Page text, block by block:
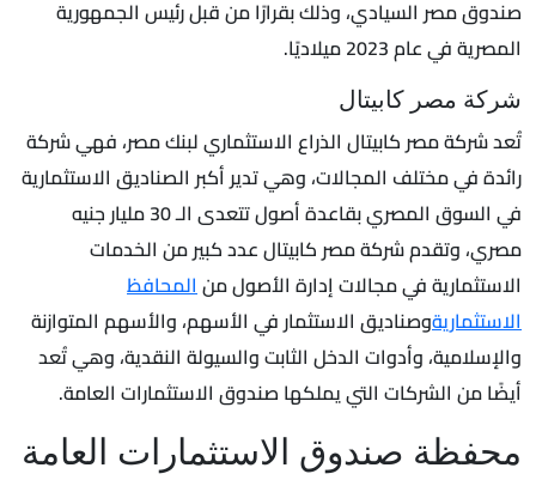
صندوق مصر السيادي، وذلك بقرارًا من قبل رئيس الجمهورية
المصرية في عام 2023 ميلاديًا.
شركة مصر كابيتال
تُعد شركة مصر كابيتال الذراع الاستثماري لبنك مصر، فهي شركة
رائدة في مختلف المجالات، وهي تدير أكبر الصناديق الاستثمارية
في السوق المصري بقاعدة أصول تتعدى الـ 30 مليار جنيه
مصري، وتقدم شركة مصر كابيتال عدد كبير من الخدمات
الاستثمارية في مجالات إدارة الأصول منالمحافظ
الاستثماريةوصناديق الاستثمار في الأسهم، والأسهم المتوازنة
والإسلامية، وأدوات الدخل الثابت والسيولة النقدية، وهي تُعد
أيضًا من الشركات التي يملكها صندوق الاستثمارات العامة.
محفظة صندوق الاستثمارات العامة